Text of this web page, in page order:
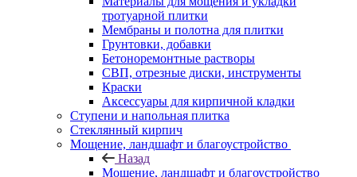
тротуарной плитки
Мембраны и полотна для плитки
Грунтовки, добавки
Бетоноремонтные растворы
СВП, отрезные диски, инструменты
Краски
Аксессуары для кирпичной кладки
Ступени и напольная плитка
Cтеклянный кирпич
Мощение, ландшафт и благоустройство
Назад
Мощение, ландшафт и благоустройство